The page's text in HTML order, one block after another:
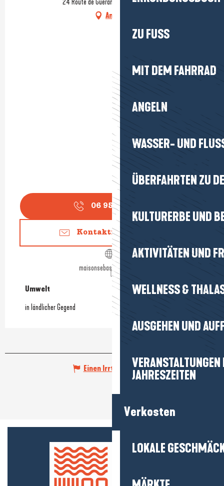
ZU FUSS
MIT DEM FAHRRAD
ANGELN
WASSER- UND
ÜBERFAHRTEN ZU
KULTURERBE UND
AKTIVITÄTEN UND
WELLNESS &
AUSGEHEN UND
JAHRESZEITEN
Verkosten
LOKALE
Anfahrt
06 95 28 25
Kontaktieren Sie uns
maisonsebastienbriault.fr
Umwelt
Umwelt
in ländlicher Gegend
Einen Irrtum angeben